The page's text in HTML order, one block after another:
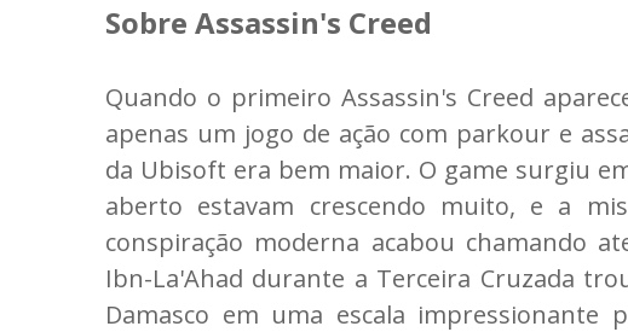
Sobre Assassin's Creed
Quando o primeiro Assassin's Creed
apenas um jogo de ação com parkour e
da Ubisoft era bem maior. O game surgiu
aberto estavam crescendo muito, e a
conspiração moderna acabou chamando
Ibn-La'Ahad durante a Terceira Cruzada
Damasco em uma escala impressionante